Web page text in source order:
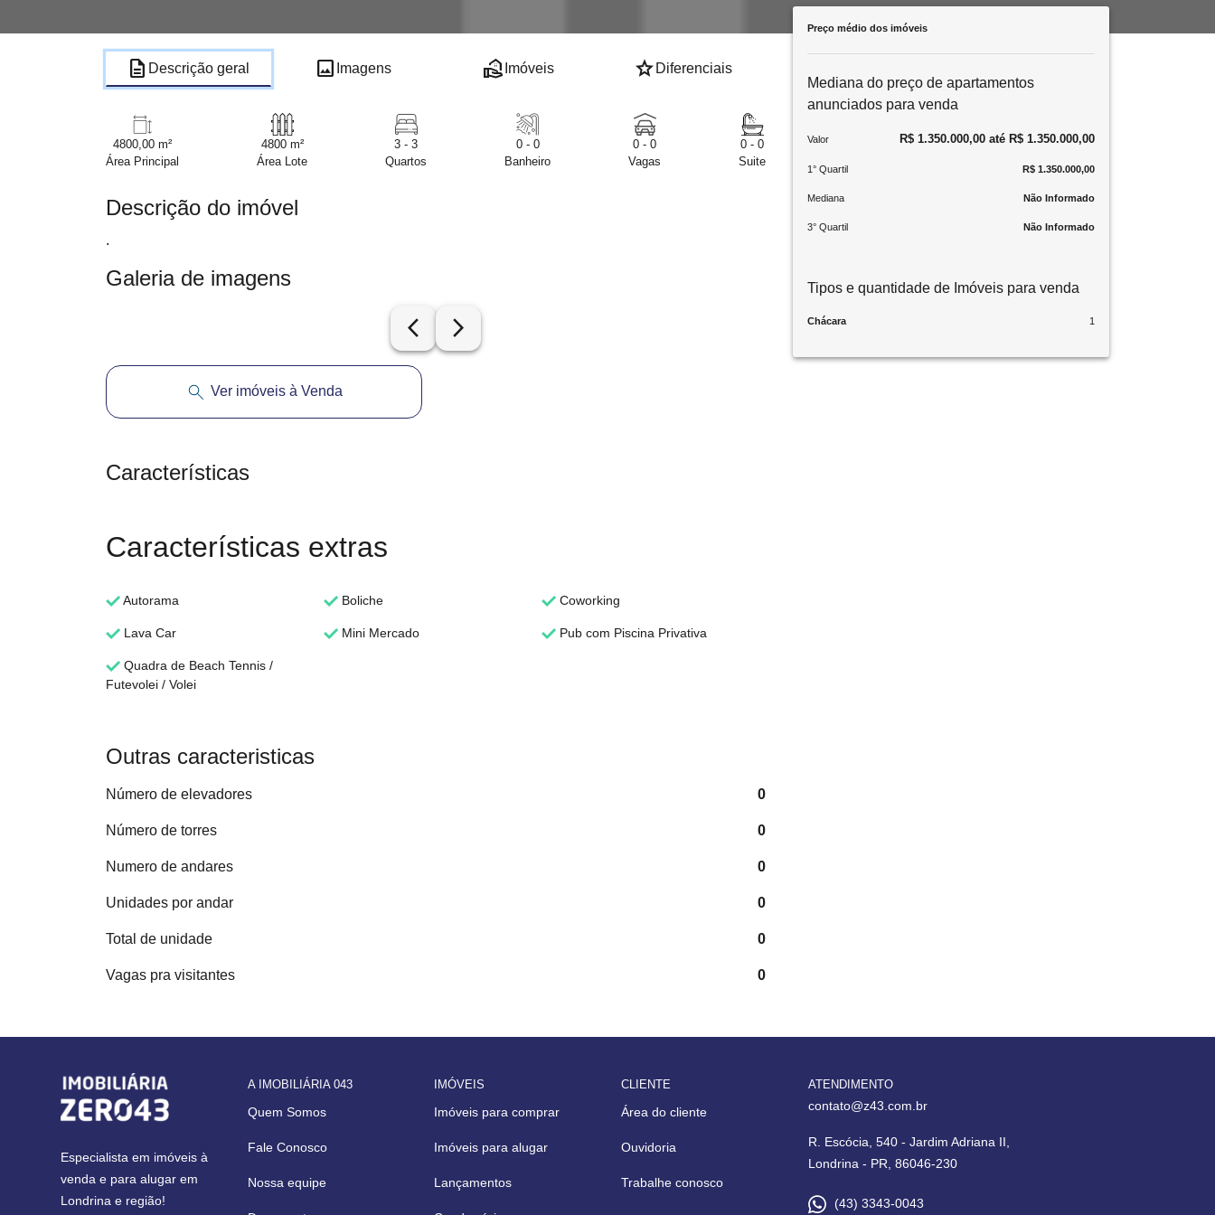
description Descrição geral image Imagens real_estate_agent Imóveis star Diferenciais
4800,00 m²
Área Principal
4800 m²
Área Lote
3 - 3
Quartos
0 - 0
Banheiro
0 - 0
Vagas
0 - 0
Suite
Descrição do imóvel
.
Galeria de imagens
arrow_back_ios_new arrow_forward_ios
Ver imóveis à Venda
Características
Características extras
Autorama Boliche Coworking
Lava Car Mini Mercado Pub com Piscina Privativa
Quadra de Beach Tennis /
Futevolei / Volei
Outras caracteristicas
Número de elevadores 0
Número de torres 0
Numero de andares 0
Unidades por andar 0
Total de unidade 0
Vagas pra visitantes 0
Preço médio dos imóveis
Mediana do preço de apartamentos
anunciados para venda
Valor R$ 1.350.000,00 até R$ 1.350.000,00
1° Quartil R$ 1.350.000,00
Mediana Não Informado
3° Quartil Não Informado
Tipos e quantidade de Imóveis para venda
Chácara 1
Especialista em imóveis à
venda e para alugar em
Londrina e região!
A IMOBILIÁRIA 043
Quem Somos
Fale Conosco
Nossa equipe
IMÓVEIS
Imóveis para comprar
Imóveis para alugar
Lançamentos
CLIENTE
Área do cliente
Ouvidoria
Trabalhe conosco
ATENDIMENTO
contato@z43.com.br
R. Escócia, 540 - Jardim Adriana II,
Londrina - PR, 86046-230
(43) 3343-0043